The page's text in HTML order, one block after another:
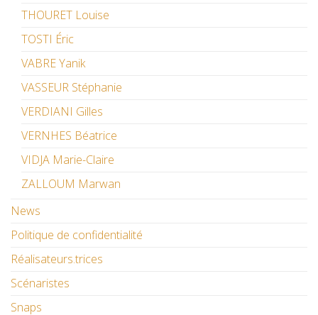
THOURET Louise
TOSTI Éric
VABRE Yanik
VASSEUR Stéphanie
VERDIANI Gilles
VERNHES Béatrice
VIDJA Marie-Claire
ZALLOUM Marwan
News
Politique de confidentialité
Réalisateurs.trices
Scénaristes
Snaps